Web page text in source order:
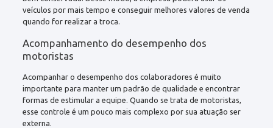
veículos por mais tempo e conseguir melhores valores de venda
quando for realizar a troca.
Acompanhamento do desempenho dos
motoristas
Acompanhar o desempenho dos colaboradores é muito
importante para manter um padrão de qualidade e encontrar
formas de estimular a equipe. Quando se trata de motoristas,
esse controle é um pouco mais complexo por sua atuação ser
externa.